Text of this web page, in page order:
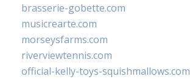
brasserie-gobette.com
musicrearte.com
morseysfarms.com
riverviewtennis.com
official-kelly-toys-squishmallows.com